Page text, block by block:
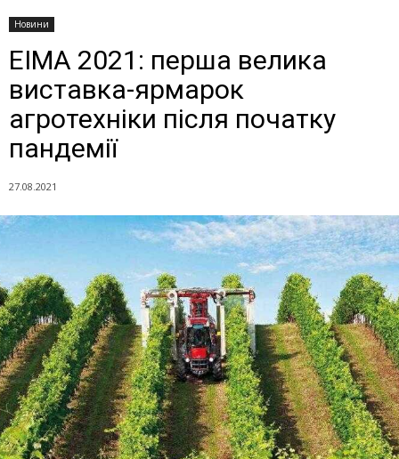
Новини
EIMA 2021: перша велика
виставка-ярмарок
агротехніки після початку
пандемії
27.08.2021